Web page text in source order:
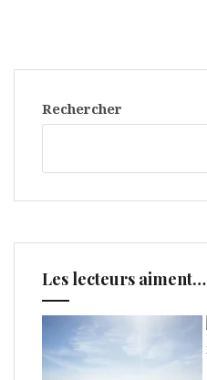
Rechercher
Les lecteurs aiment…